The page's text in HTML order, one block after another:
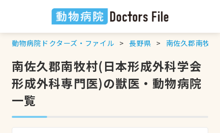
動物病院ドクターズ・ファイル 長野県 南佐久郡南牧村
南佐久郡南牧村(日本形成外科学会
形成外科専門医)の獣医・動物病院
一覧